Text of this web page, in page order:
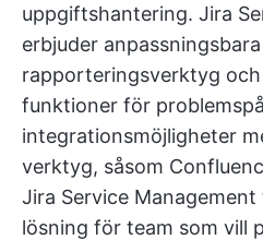
uppgiftshantering. Jira
erbjuder
rapporteringsverktyg
funktioner för
integrationsmöjligheter
verktyg, såsom
Jira Service
lösning för team som vill